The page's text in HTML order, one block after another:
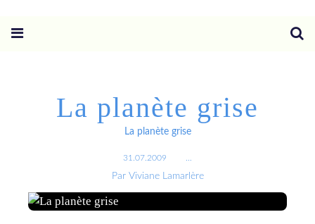
La planète grise
La planète grise
31.07.2009
Par Viviane Lamarlère